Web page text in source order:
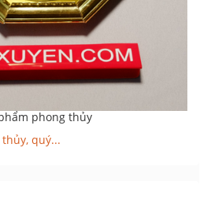
phong thủy
quý...